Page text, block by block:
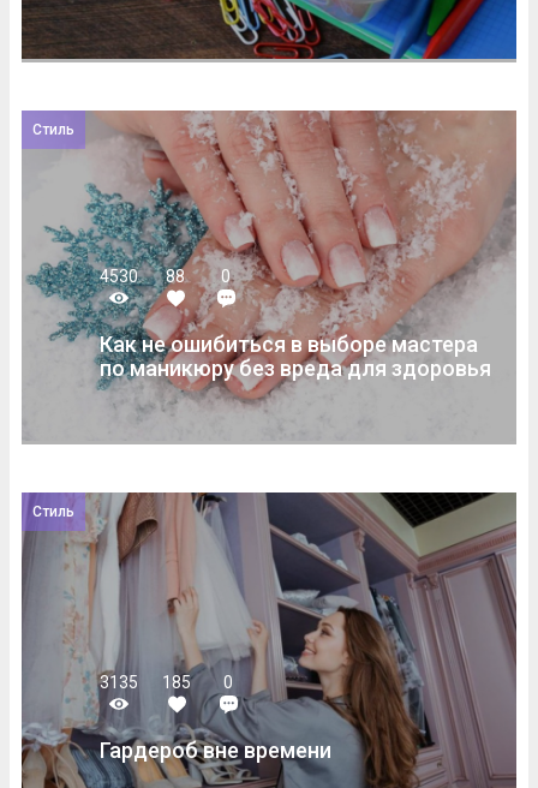
Стиль
4530 88 0
Как не ошибиться в выборе мастера
по маникюру без вреда для здоровья
Стиль
3135 185 0
Гардероб вне времени